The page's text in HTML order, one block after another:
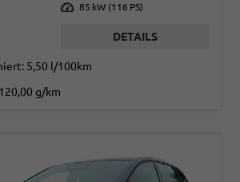
Leistung 85 kW (116 PS)
DETAILS
5,50 l/100km
120,00 g/km